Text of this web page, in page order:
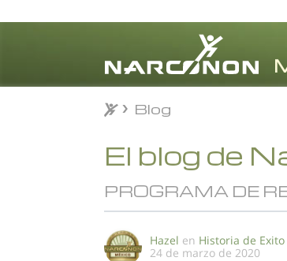
Blog
El blog de
PROGRAMA DE
Hazel en Historia de Exito
24 de marzo de 2020
Blog